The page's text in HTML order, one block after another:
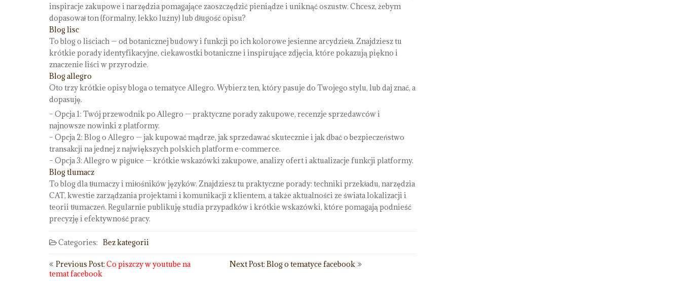
inspiracje zakupowe i narzędzia pomagające zaoszczędzić pieniądze i uniknąć oszustw. Chcesz, żebym
dopasował ton (formalny, lekko luźny) lub długość opisu?
Blog lisc
To blog o liściach — od botanicznej budowy i funkcji po ich kolorowe jesienne arcydzieła. Znajdziesz tu
krótkie porady identyfikacyjne, ciekawostki botaniczne i inspirujące zdjęcia, które pokazują piękno i
znaczenie liści w przyrodzie.
Blog allegro
Oto trzy krótkie opisy bloga o tematyce Allegro. Wybierz ten, który pasuje do Twojego stylu, lub daj znać, a
dopasuję.
– Opcja 1: Twój przewodnik po Allegro — praktyczne porady zakupowe, recenzje sprzedawców i
najnowsze nowinki z platformy.
– Opcja 2: Blog o Allegro — jak kupować mądrze, jak sprzedawać skutecznie i jak dbać o bezpieczeństwo
transakcji na jednej z największych polskich platform e-commerce.
– Opcja 3: Allegro w pigułce — krótkie wskazówki zakupowe, analizy ofert i aktualizacje funkcji platformy.
Blog tlumacz
To blog dla tłumaczy i miłośników języków. Znajdziesz tu praktyczne porady: techniki przekładu, narzędzia
CAT, kwestie zarządzania projektami i komunikacji z klientem, a także aktualności ze świata lokalizacji i
teorii tłumaczeń. Regularnie publikuję studia przypadków i krótkie wskazówki, które pomagają podnieść
precyzję i efektywność pracy.
Categories: Bez kategorii
Nawigacja
Previous Post: Co piszczy w youtube na
temat facebook
Next Post: Blog o tematyce facebook